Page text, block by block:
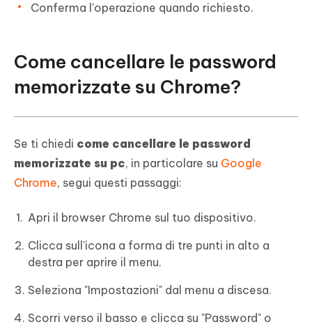
Conferma l'operazione quando richiesto.
Come cancellare le password
memorizzate su Chrome?
Se ti chiedi come cancellare le password
memorizzate su pc, in particolare su Google
Chrome, segui questi passaggi:
Apri il browser Chrome sul tuo dispositivo.
Clicca sull'icona a forma di tre punti in alto a
destra per aprire il menu.
Seleziona "Impostazioni" dal menu a discesa.
Scorri verso il basso e clicca su "Password" o